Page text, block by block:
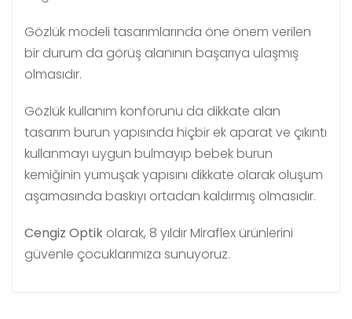
Gözlük modeli tasarımlarında öne önem verilen
bir durum da görüş alanının başarıya ulaşmış
olmasıdır.
Gözlük kullanım konforunu da dikkate alan
tasarım burun yapısında hiçbir ek aparat ve çıkıntı
kullanmayı uygun bulmayıp bebek burun
kemiğinin yumuşak yapısını dikkate olarak oluşum
aşamasında baskıyı ortadan kaldırmış olmasıdır.
Cengiz Optik olarak, 8 yıldır Miraflex ürünlerini
güvenle çocuklarımıza sunuyoruz.